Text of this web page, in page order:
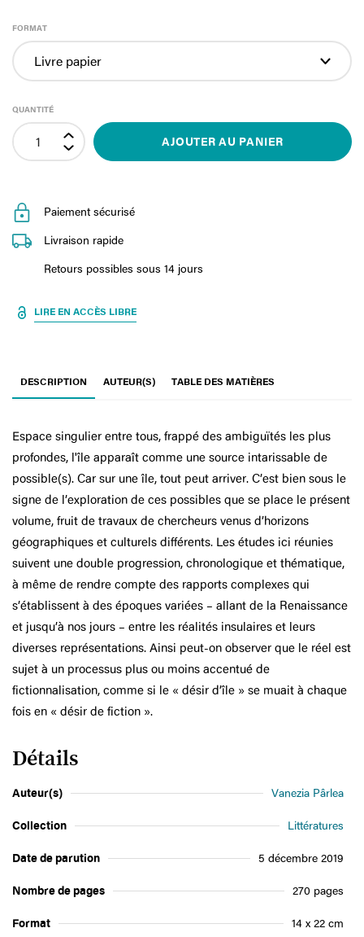
FORMAT
QUANTITÉ
AJOUTER AU PANIER
Paiement sécurisé
Livraison rapide
Retours possibles sous 14 jours
LIRE EN ACCÈS LIBRE
DESCRIPTION AUTEUR(S) TABLE DES MATIÈRES
Espace singulier entre tous, frappé des ambiguïtés les plus
profondes, l'île apparaît comme une source intarissable de
possible(s). Car sur une île, tout peut arriver. C’est bien sous le
signe de l’exploration de ces possibles que se place le présent
volume, fruit de travaux de chercheurs venus d’horizons
géographiques et culturels différents. Les études ici réunies
suivent une double progression, chronologique et thématique,
à même de rendre compte des rapports complexes qui
s’établissent à des époques variées – allant de la Renaissance
et jusqu’à nos jours – entre les réalités insulaires et leurs
diverses représentations. Ainsi peut-on observer que le réel est
sujet à un processus plus ou moins accentué de
fictionnalisation, comme si le « désir d’île » se muait à chaque
fois en « désir de fiction ».
Détails
Auteur(s) Vanezia Pârlea
Collection Littératures
Date de parution 5 décembre 2019
Nombre de pages 270 pages
Format 14 x 22 cm